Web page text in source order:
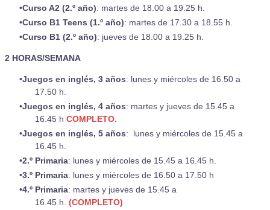
Curso A2 (2.º año): martes de 18.00 a 19.25 h.
Curso B1 Teens (1.º año): martes de 17.30 a 18.55 h.
Curso B1 (2.º año): jueves de 18.00 a 19.25 h.​
2 HORAS/SEMANA
Juegos en inglés, 3 años: lunes y miércoles de 16.50 a
17.50 h.
Juegos en inglés, 4 años: martes y jueves de 15.45 a
16.45 h COMPLETO.
Juegos en inglés, 5 años: lunes y miércoles de 15.45 a
16.45 h.
2.º Primaria: lunes y miércoles de 15.45 a 16.45 h.
3.º Primaria: lunes y miércoles de 16.50 a 17.50 h
4.º Primaria: martes y jueves de 15.45 a
16.45 h. (COMPLETO)